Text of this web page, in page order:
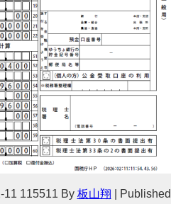
115511 By 板山翔
Published